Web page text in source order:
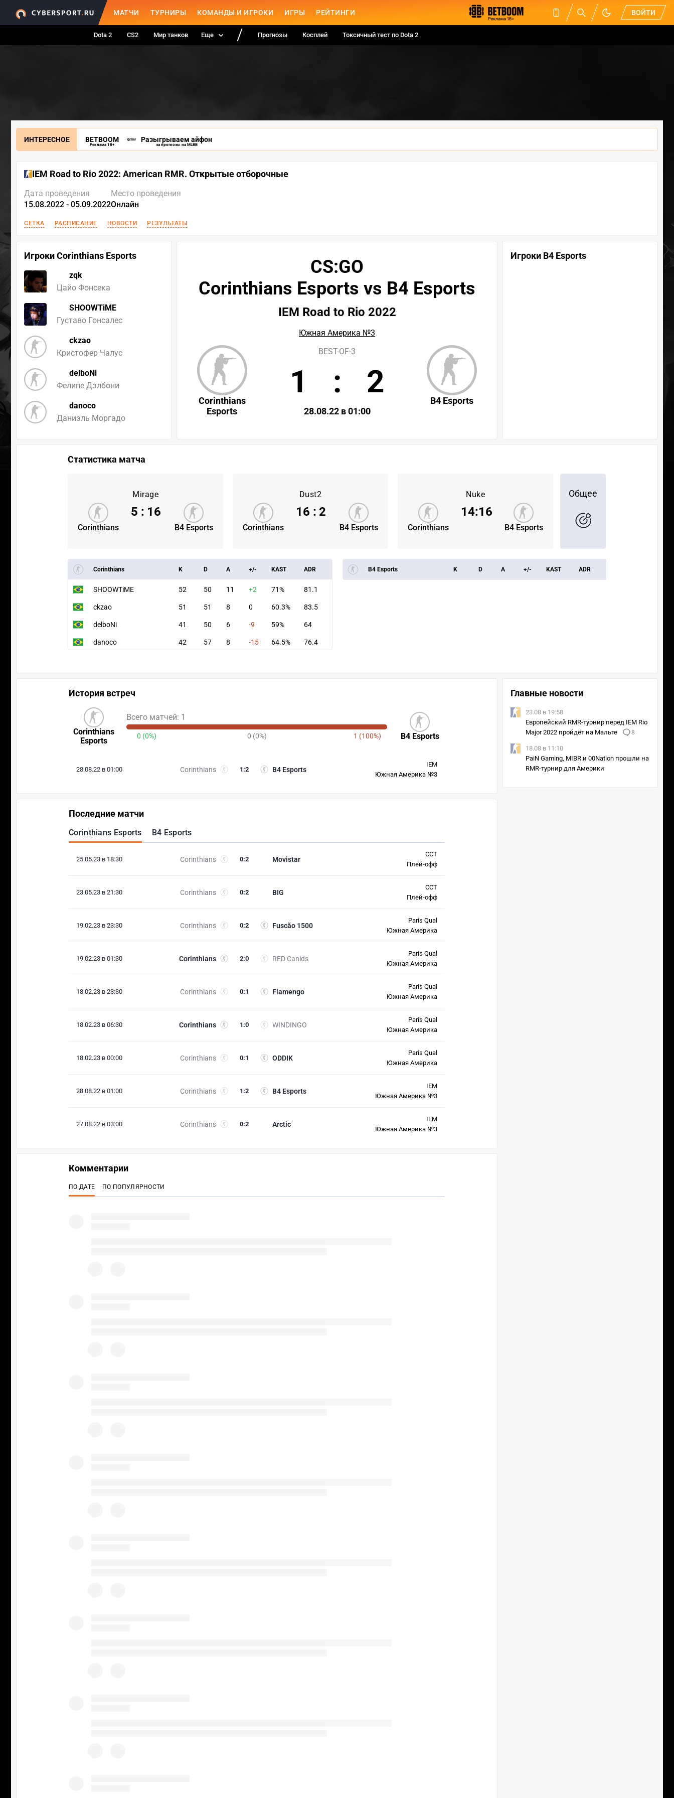
МАТЧИ ТУРНИРЫ КОМАНДЫ И ИГРОКИ ИГРЫ РЕЙТИНГИ ВОЙТИ
Dota 2 CS2 Мир танков Еще Прогнозы Косплей Токсичный тест по Dota 2
ИНТЕРЕСНОЕ BETBOOM
Реклама 18+
Разыгрываем айфон
за прогнозы на MLBB
IEM Road to Rio 2022: American RMR. Открытые отборочные
Дата проведения
15.08.2022 - 05.09.2022
Место проведения
Онлайн
СЕТКА РАСПИСАНИЕ НОВОСТИ РЕЗУЛЬТАТЫ
Игроки Corinthians Esports
zqk
Цайо Фонсека
SHOOWTiME
Густаво Гонсалес
ckzao
Кристофер Чалус
delboNi
Фелипе Дэлбони
danoco
Даниэль Моргадо
Игроки B4 Esports
CS:GO
Corinthians Esports vs B4 Esports
IEM Road to Rio 2022
Южная Америка №3
Corinthians
Esports
B4 Esports
BEST-OF-3
1 : 2
28.08.22 в 01:00
Статистика матча
Mirage
Corinthians B4 Esports
5 : 16
Dust2
Corinthians B4 Esports
16 : 2
Nuke
Corinthians B4 Esports
14:16
Общее
Corinthians K D A +/- KAST ADR
SHOOWTiME 52 50 11 +2 71% 81.1
ckzao 51 51 8 0 60.3% 83.5
delboNi 41 50 6 -9 59% 64
danoco 42 57 8 -15 64.5% 76.4
B4 Esports K D A +/- KAST ADR
История встреч
Corinthians
Esports
B4 Esports
Всего матчей: 1
0 (0%) 0 (0%) 1 (100%)
28.08.22 в 01:00 Corinthians B4 Esports
1 :2
IEM
Южная Америка №3
Последние матчи
Corinthians Esports B4 Esports
25.05.23 в 18:30 Corinthians Movistar
0:2
CCT
Плей-офф
23.05.23 в 21:30 Corinthians BIG
0:2
CCT
Плей-офф
19.02.23 в 23:30 Corinthians Fuscão 1500
0:2
Paris Qual
Южная Америка
19.02.23 в 01:30 Corinthians RED Canids
2:0
Paris Qual
Южная Америка
18.02.23 в 23:30 Corinthians Flamengo
0:1
Paris Qual
Южная Америка
18.02.23 в 06:30 Corinthians WINDINGO
1 :0
Paris Qual
Южная Америка
18.02.23 в 00:00 Corinthians ODDIK
0:1
Paris Qual
Южная Америка
28.08.22 в 01:00 Corinthians B4 Esports
1 :2
IEM
Южная Америка №3
27.08.22 в 03:00 Corinthians Arctic
0:2
IEM
Южная Америка №3
Главные новости
23.08 в 19:58
Европейский RMR-турнир перед IEM Rio
Major 2022 пройдёт на Мальте
8
18.08 в 11:10
PaiN Gaming, MIBR и 00Nation прошли на
RMR-турнир для Америки
Комментарии
ПО ДАТЕ ПО ПОПУЛЯРНОСТИ